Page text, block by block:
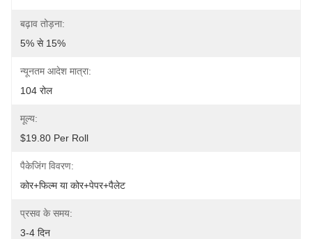
बढ़ाव तोड़ना:
5% से 15%
न्यूनतम आदेश मात्रा:
104 रोल
मूल्य:
$19.80 Per Roll
पैकेजिंग विवरण:
कोर+फिल्म या कोर+पेपर+पैलेट
प्रसव के समय:
3-4 दिन